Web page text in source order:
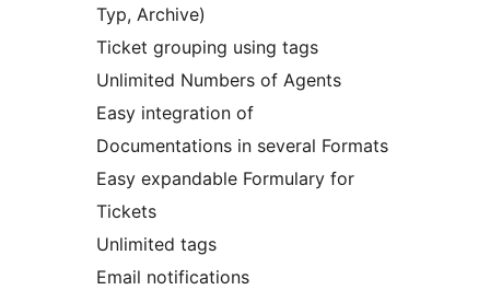
Typ, Archive)
Ticket grouping using tags
Unlimited Numbers of Agents
Easy integration of
Documentations in several Formats
Easy expandable Formulary for
Tickets
Unlimited tags
Email notifications